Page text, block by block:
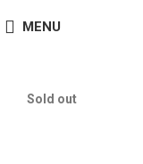
MENU
Sold out